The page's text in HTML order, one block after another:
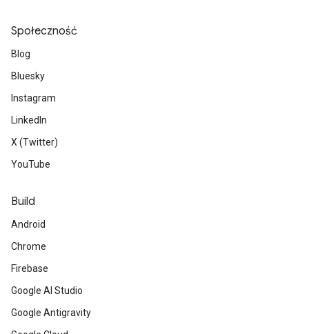
Społeczność
Blog
Bluesky
Instagram
LinkedIn
X (Twitter)
YouTube
Build
Android
Chrome
Firebase
Google AI Studio
Google Antigravity